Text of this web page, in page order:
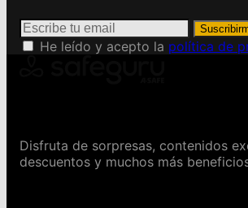
He leído y acepto la política de
Disfruta de sorpresas, contenidos
descuentos y muchos más